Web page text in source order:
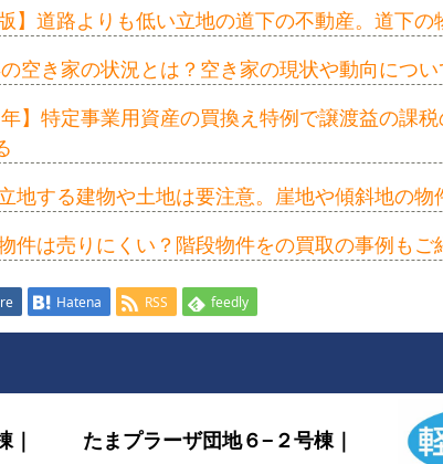
版】道路よりも低い立地の道下の不動産。道下
空き家の状況とは？空き家の現状や動向につ
年】特定事業用資産の買換え特例で譲渡益の課
地する建物や土地は要注意。崖地や傾斜地の
件は売りにくい？階段物件をの買取の事例もご
Hatena RSS feedly
｜
たまプラーザ団地６−２号棟｜